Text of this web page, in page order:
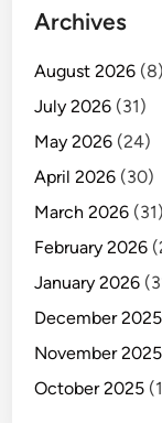
Archives
August 2026 (8)
July 2026 (31)
May 2026 (24)
April 2026 (30)
March 2026 (31)
February 2026
January 2026
December 2025
November 2025
October 2025